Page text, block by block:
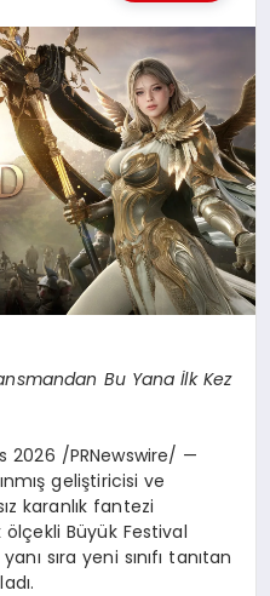
Bu Yana İlk Kez
2026 /PRNewswire/ —
geliştiricisi ve
karanlık fantezi
Büyük Festival
sıra yeni sınıfı tanıtan